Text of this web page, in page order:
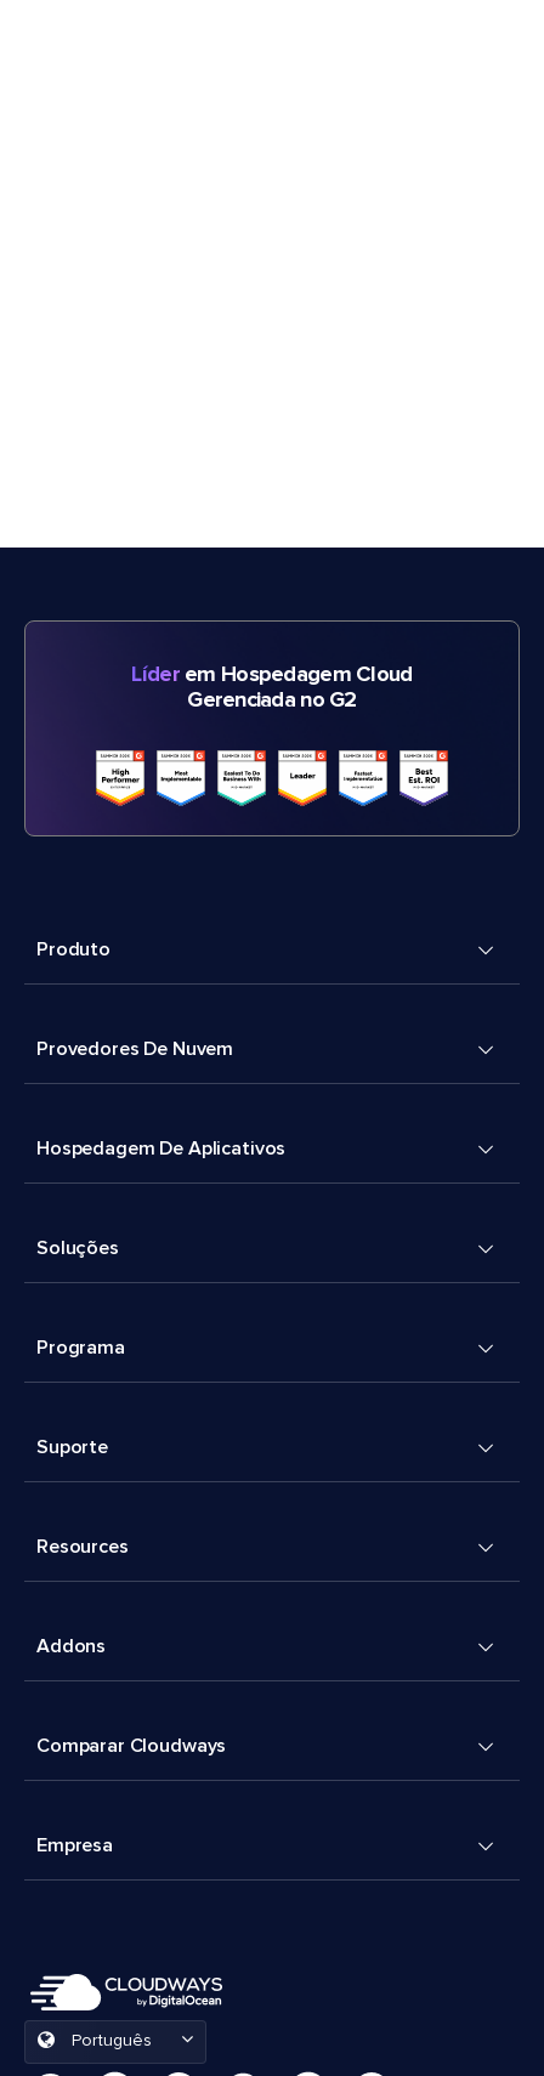
Líderem Hospedagem Cloud
Gerenciada no G2
Produto
Provedores De Nuvem
Hospedagem De Aplicativos
Soluções
Programa
Suporte
Resources
Addons
Comparar Cloudways
Empresa
Português